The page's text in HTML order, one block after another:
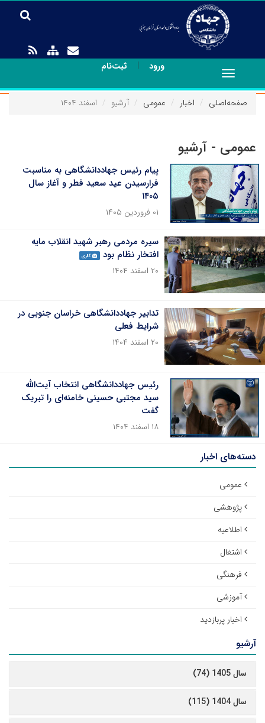
ورود | ثبت‌نام
Toggle
navigation
صفحه‌اصلی
اخبار عمومی آرشیو اسفند ۱۴۰۴
عمومی - آرشیو
پیام رئیس جهاددانشگاهی به مناسبت
فرارسیدن عید سعید فطر و آغاز سال
۱۴۰۵
۰۱ فروردین ۱۴۰۵
سیره مردمی رهبر شهید انقلاب مایه
افتخار نظام بود
گالری
۲۰ اسفند ۱۴۰۴
تدابیر جهاددانشگاهی خراسان جنوبی در
شرایط فعلی
۲۰ اسفند ۱۴۰۴
رئیس جهاددانشگاهی انتخاب آیت‌الله
سید مجتبی حسینی خامنه‌ای را تبریک
گفت
۱۸ اسفند ۱۴۰۴
دسته‌های اخبار
عمومی
پژوهشی
اطلاعیه
اشتغال
فرهنگی
آموزشی
اخبار پربازدید
آرشیو
سال 1405 (74)
سال 1404 (115)